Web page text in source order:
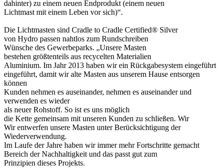
dahinter) zu einem neuen Endprodukt (einem neuen
Lichtmast mit einem Leben vor sich)“.
Die Lichtmasten sind Cradle to Cradle Certified® Silver
von Hydro passen nahtlos zum Rundschreiben
Wünsche des Gewerbeparks. „Unsere Masten
bestehen größtenteils aus recycelten Materialien
Aluminium. Im Jahr 2013 haben wir ein Rückgabesystem eingeführt
eingeführt, damit wir alte Masten aus unserem Hause entsorgen
können
Kunden nehmen es auseinander, nehmen es auseinander und
verwenden es wieder
als neuer Rohstoff. So ist es uns möglich
die Kette gemeinsam mit unseren Kunden zu schließen. Wir
Wir entwerfen unsere Masten unter Berücksichtigung der
Wiederverwendung.
Im Laufe der Jahre haben wir immer mehr Fortschritte gemacht
Bereich der Nachhaltigkeit und das passt gut zum
Prinzipien dieses Projekts.